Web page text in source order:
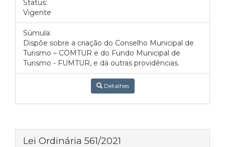
Status:
Vigente
Súmula:
Dispõe sobre a criação do Conselho Municipal de
Turismo – COMTUR e do Fundo Municipal de
Turismo - FUMTUR, e dá outras providências.
Detalhes
Lei Ordinária 561/2021